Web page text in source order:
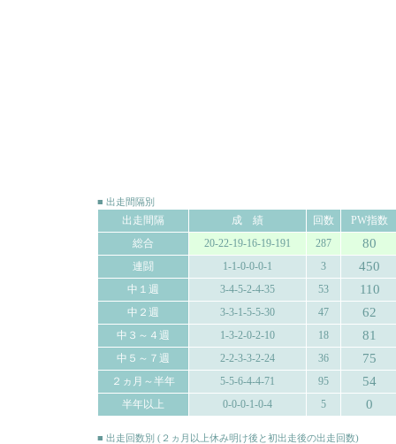
■ 出走間隔別
出走間隔 成 績 回数
PW指数
総合
20-22-19-16-19-191 287 80
連闘 1-1-0-0-0-1 3 450
中１週 3-4-5-2-4-35 53 110
中２週 3-3-1-5-5-30 47 62
中３～４週 1-3-2-0-2-10 18 81
中５～７週 2-2-3-3-2-24 36 75
２ヵ月～半年 5-5-6-4-4-71 95 54
半年以上 0-0-0-1-0-4 5 0
■ 出走回数別 (２ヵ月以上休み明け後と初出走後の出走回数)